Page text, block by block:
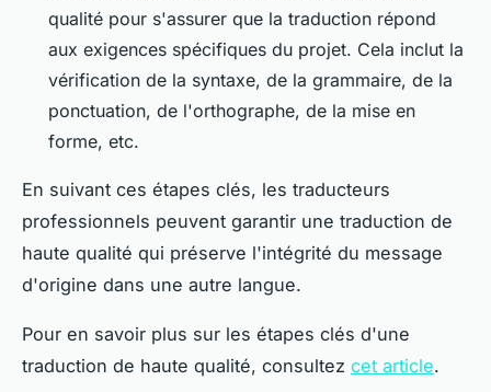
qualité pour s'assurer que la traduction répond
aux exigences spécifiques du projet. Cela inclut la
vérification de la syntaxe, de la grammaire, de la
ponctuation, de l'orthographe, de la mise en
forme, etc.
En suivant ces étapes clés, les traducteurs
professionnels peuvent garantir une traduction de
haute qualité qui préserve l'intégrité du message
d'origine dans une autre langue.
Pour en savoir plus sur les étapes clés d'une
traduction de haute qualité, consultez cet article.